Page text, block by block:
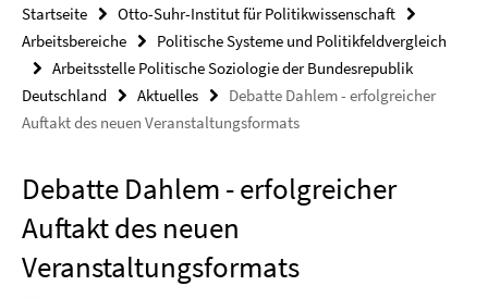
Startseite
Otto-Suhr-Institut für Politikwissenschaft
Arbeitsbereiche
Politische Systeme und Politikfeldvergleich
Arbeitsstelle Politische Soziologie der Bundesrepublik
Deutschland
Aktuelles
Debatte Dahlem - erfolgreicher
Auftakt des neuen Veranstaltungsformats
Debatte Dahlem - erfolgreicher
Auftakt des neuen
Veranstaltungsformats